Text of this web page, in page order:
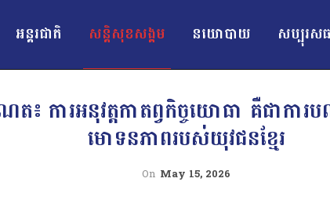
អន្ដរជាតិ សន្តិសុខសង្គម នយោបាយ សប្បុរស
ការអនុវត្តកាតព្វកិច្ចយោធា គឺជាការប
មោទនភាពរបស់យុវជនខ្មែរ
On May 15, 2026